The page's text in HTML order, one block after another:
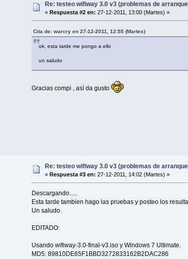
Re: testeo wifiway 3.0 v3 (problemas de
« Respuesta #2 en: 27-12-2011, 13:00 (Martes) »
Cita de: warcry en 27-12-2011, 12:55 (Martes)
ok, esta tarde me pongo a ello
un saludo
Gracias compi , así da gusto
Re: testeo wifiway 3.0 v3 (problemas de
« Respuesta #3 en: 27-12-2011, 14:02 (Martes) »
Descargando.....
Esta tarde tambien hago las pruebas y posteo los
Un saludo.
EDITADO:
Usando wifiway-3.0-final-v3.iso y Windows 7 Ultimate.
MD5: 89810DE65F1BBD3272833162B2DAC286